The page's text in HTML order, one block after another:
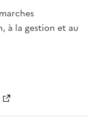
à la gestion et au